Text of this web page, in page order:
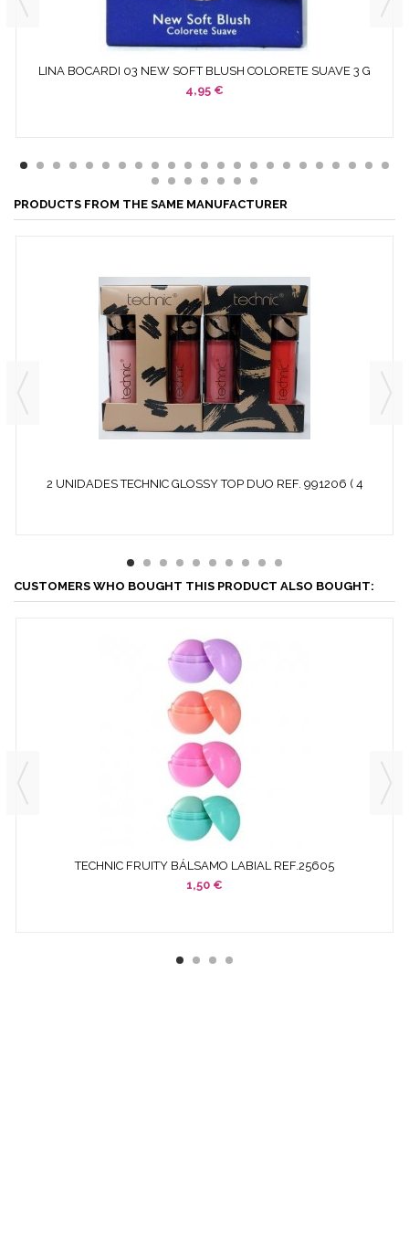
LINA BOCARDI 03 NEW SOFT BLUSH COLORETE SUAVE 3 G
4,95 €
PRODUCTS FROM THE SAME MANUFACTURER
2 UNIDADES TECHNIC GLOSSY TOP DUO REF. 991206 ( 4
CUSTOMERS WHO BOUGHT THIS PRODUCT ALSO BOUGHT:
TECHNIC FRUITY BÁLSAMO LABIAL REF.25605
1,50 €